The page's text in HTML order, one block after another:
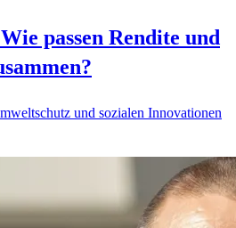
passen Rendite und
und sozialen Innovationen